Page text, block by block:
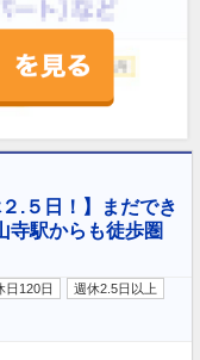
.５日！】まだでき
寺駅からも徒歩圏
日120日
週休2.5日以上